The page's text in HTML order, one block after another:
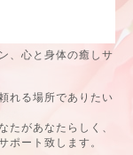
、心と身体の癒しサ
れる場所でありたい
たがあなたらしく、
ポート致します。